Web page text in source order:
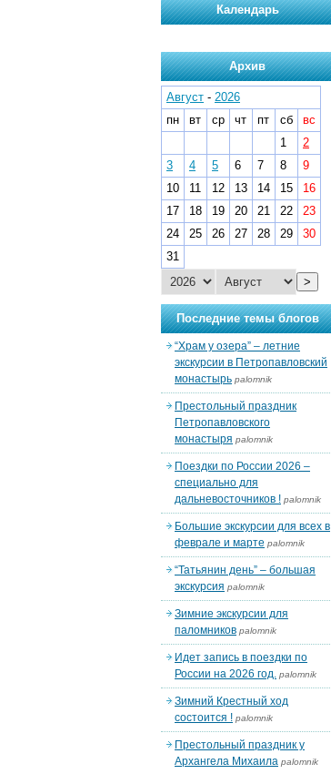
Календарь
Архив
Август - 2026
пн
вт ср чт пт сб
вс
1
2
3
4 5 6 7 8
9
10
11 12 13 14 15
16
17
18 19 20 21 22
23
24
25 26 27 28 29
30
31
>
Последние темы блогов
“Храм у озера” – летние
экскурсии в Петропавловский
монастырь palomnik
Престольный праздник
Петропавловского
монастыря palomnik
Поездки по России 2026 –
специально для
дальневосточников ! palomnik
Большие экскурсии для всех в
феврале и марте palomnik
“Татьянин день” – большая
экскурсия palomnik
Зимние экскурсии для
паломников palomnik
Идет запись в поездки по
России на 2026 год. palomnik
Зимний Крестный ход
состоится ! palomnik
Престольный праздник у
Архангела Михаила palomnik